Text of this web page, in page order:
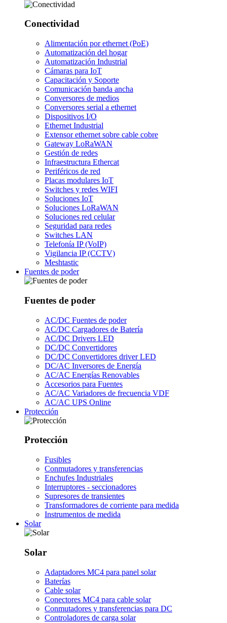
Conectividad
Alimentación por ethernet (PoE)
Automatización del hogar
Automatización Industrial
Cámaras para IoT
Capacitación y Soporte
Comunicación banda ancha
Conversores de medios
Conversores serial a ethernet
Dispositivos I/O
Ethernet Industrial
Extensor ethernet sobre cable cobre
Gateway LoRaWAN
Gestión de redes
Infraestructura Ethercat
Periféricos de red
Placas modulares IoT
Switches y redes WIFI
Soluciones IoT
Soluciones LoRaWAN
Soluciones red celular
Seguridad para redes
Switches LAN
Telefonía IP (VoIP)
Vigilancia IP (CCTV)
Meshtastic
Fuentes de poder
Fuentes de poder
AC/DC Fuentes de poder
AC/DC Cargadores de Batería
AC/DC Drivers LED
DC/DC Convertidores
DC/DC Convertidores driver LED
DC/AC Inversores de Energía
AC/AC Energías Renovables
Accesorios para Fuentes
AC/AC Variadores de frecuencia VDF
AC/AC UPS Online
Protección
Protección
Fusibles
Conmutadores y transferencias
Enchufes Industriales
Interruptores - seccionadores
Supresores de transientes
Transformadores de corriente para medida
Instrumentos de medida
Solar
Solar
Adaptadores MC4 para panel solar
Baterías
Cable solar
Conectores MC4 para cable solar
Conmutadores y transferencias para DC
Controladores de carga solar